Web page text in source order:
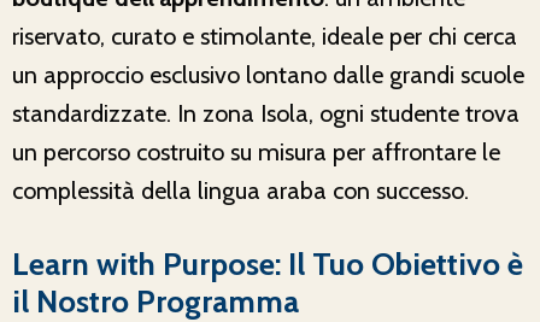
riservato, curato e stimolante, ideale per chi cerca
un approccio esclusivo lontano dalle grandi scuole
standardizzate. In zona Isola, ogni studente trova
un percorso costruito su misura per affrontare le
complessità della lingua araba con successo.
Learn with Purpose: Il Tuo Obiettivo è
il Nostro Programma